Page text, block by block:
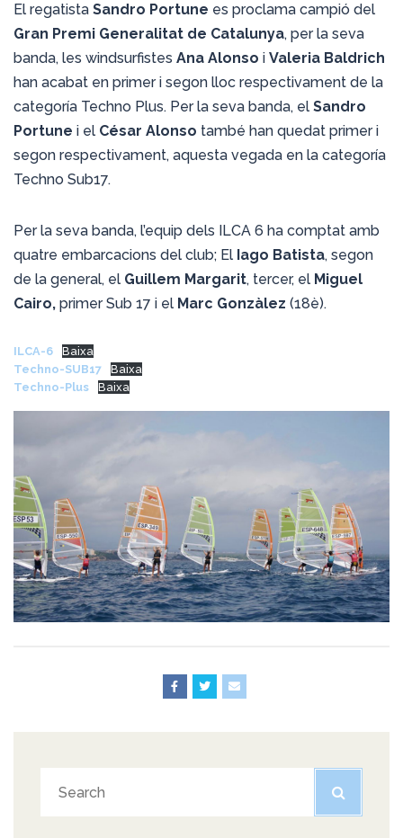
El regatista Sandro Portune es proclama campió del
Gran Premi Generalitat de Catalunya, per la seva
banda, les windsurfistes Ana Alonso i Valeria Baldrich
han acabat en primer i segon lloc respectivament de la
categoría Techno Plus. Per la seva banda, el Sandro
Portune i el César Alonso també han quedat primer i
segon respectivament, aquesta vegada en la categoría
Techno Sub17.
Per la seva banda, l’equip dels ILCA 6 ha comptat amb
quatre embarcacions del club; El Iago Batista, segon
de la general, el Guillem Margarit, tercer, el Miguel
Cairo, primer Sub 17 i el Marc Gonzàlez (18è).
ILCA-6
Baixa
Techno-SUB17
Baixa
Techno-Plus
Baixa